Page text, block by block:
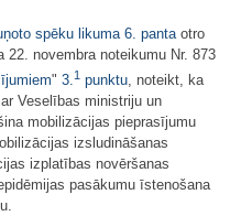
spēku likuma 6. pantaotro
22. novembra noteikumu Nr. 873
" 3.1 punktu, noteikt, ka
Veselības ministriju un
mobilizācijas pieprasījumu
izsludināšanas
izplatības novēršanas
pasākumu īstenošana